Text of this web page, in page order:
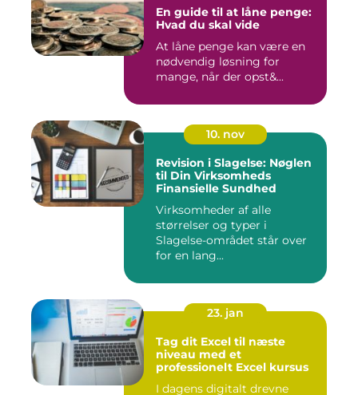
En guide til at låne penge:
Hvad du skal vide
At låne penge kan være en
nødvendig løsning for
mange, når der opst&...
10. nov
Revision i Slagelse: Nøglen
til Din Virksomheds
Finansielle Sundhed
Virksomheder af alle
størrelser og typer i
Slagelse-området står over
for en lang...
23. jan
Tag dit Excel til næste
niveau med et
professionelt Excel kursus
I dagens digitalt drevne